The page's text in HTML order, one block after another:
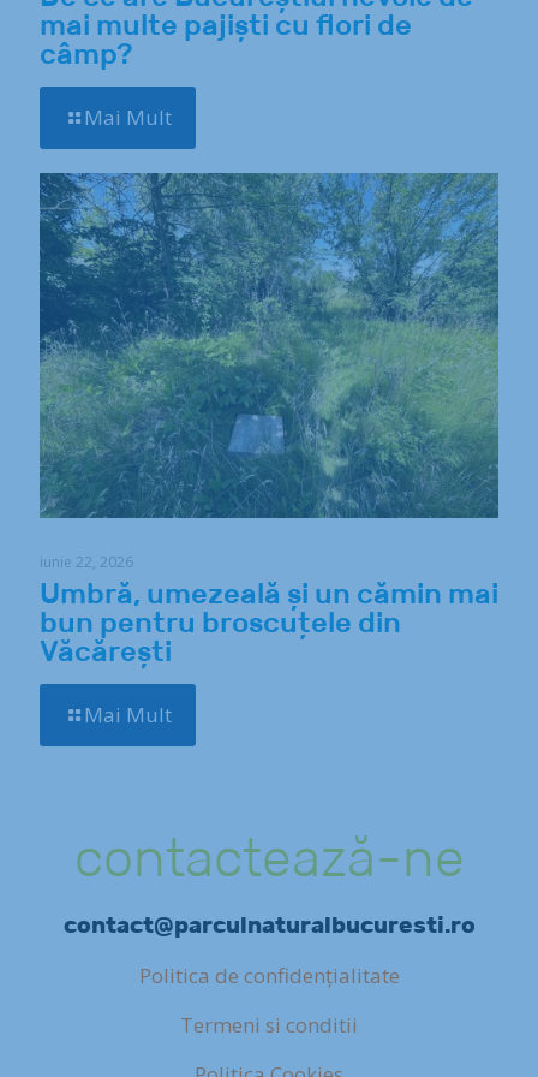
mai multe pajiști cu flori de
câmp?
Mai Mult
iunie 22, 2026
Umbră, umezeală și un cămin mai
bun pentru broscuțele din
Văcărești
Mai Mult
contactează-ne
contact@parculnaturalbucuresti.ro
Politica de confidențialitate
Termeni si conditii